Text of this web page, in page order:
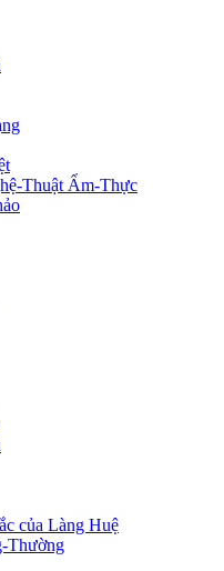
Thuật Ẩm-Thực
của Làng Huệ
Thường